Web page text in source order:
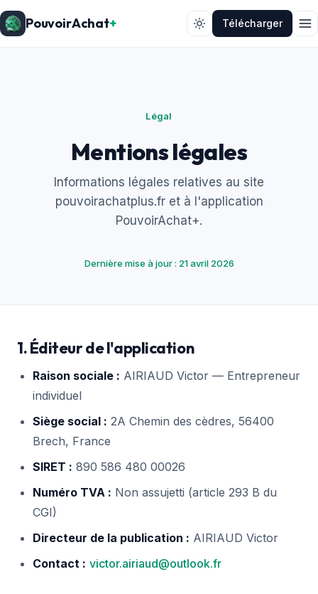
PouvoirAchat+ Télécharger
Légal
Mentions légales
Informations légales relatives au site
pouvoirachatplus.fr et à l'application
PouvoirAchat+.
Dernière mise à jour : 21 avril 2026
1. Éditeur de l'application
Raison sociale : AIRIAUD Victor — Entrepreneur
individuel
Siège social : 2A Chemin des cèdres, 56400
Brech, France
SIRET : 890 586 480 00026
Numéro TVA : Non assujetti (article 293 B du
CGI)
Directeur de la publication : AIRIAUD Victor
Contact : victor.airiaud@outlook.fr